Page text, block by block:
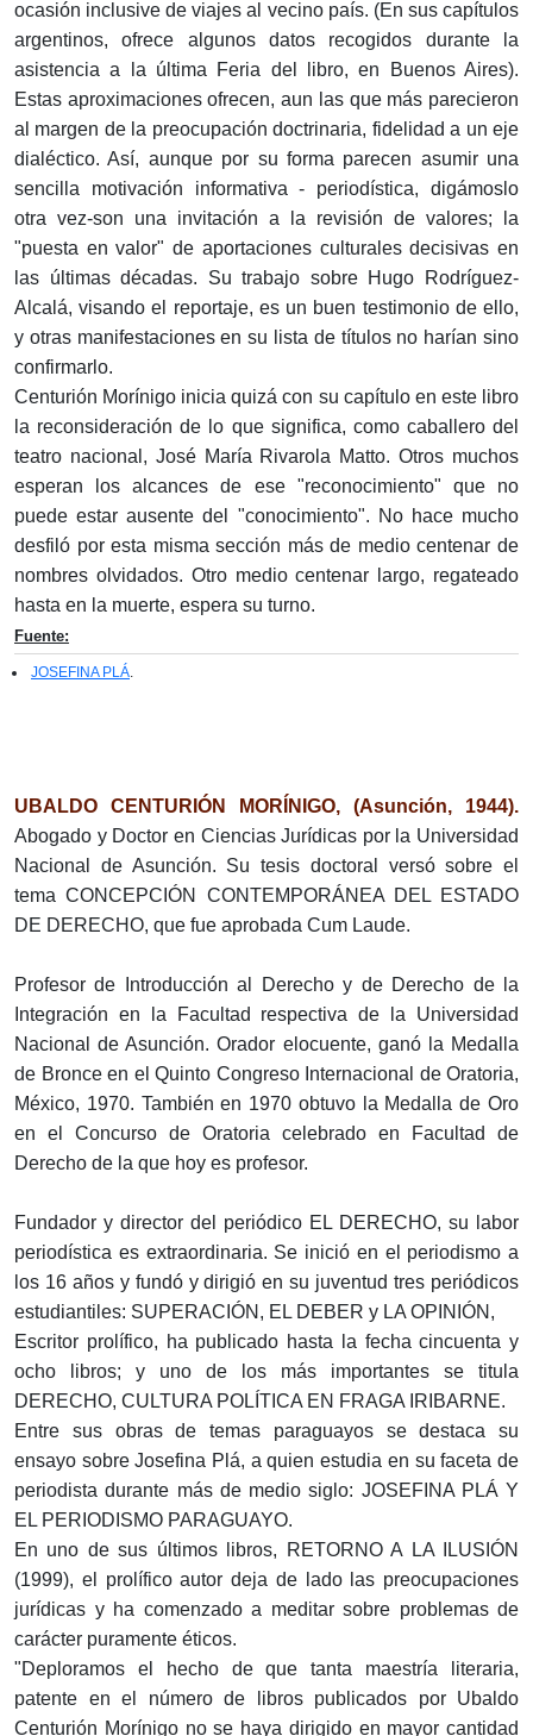
ocasión inclusive de viajes al vecino país. (En sus capítulos
argentinos, ofrece algunos datos recogidos durante la
asistencia a la última Feria del libro, en Buenos Aires).
Estas aproximaciones ofrecen, aun las que más parecieron
al margen de la preocupación doctrinaria, fidelidad a un eje
dialéctico. Así, aunque por su forma parecen asumir una
sencilla motivación informativa - periodística, digámoslo
otra vez-son una invitación a la revisión de valores; la
"puesta en valor" de aportaciones culturales decisivas en
las últimas décadas. Su trabajo sobre Hugo Rodríguez-
Alcalá, visando el reportaje, es un buen testimonio de ello,
y otras manifestaciones en su lista de títulos no harían sino
confirmarlo.
Centurión Morínigo inicia quizá con su capítulo en este libro
la reconsideración de lo que significa, como caballero del
teatro nacional, José María Rivarola Matto. Otros muchos
esperan los alcances de ese "reconocimiento" que no
puede estar ausente del "conocimiento". No hace mucho
desfiló por esta misma sección más de medio centenar de
nombres olvidados. Otro medio centenar largo, regateado
hasta en la muerte, espera su turno.
Fuente:
JOSEFINA PLÁ.
UBALDO CENTURIÓN MORÍNIGO, (Asunción, 1944).
Abogado y Doctor en Ciencias Jurídicas por la Universidad
Nacional de Asunción. Su tesis doctoral versó sobre el
tema CONCEPCIÓN CONTEMPORÁNEA DEL ESTADO
DE DERECHO, que fue aprobada Cum Laude.
Profesor de Introducción al Derecho y de Derecho de la
Integración en la Facultad respectiva de la Universidad
Nacional de Asunción. Orador elocuente, ganó la Medalla
de Bronce en el Quinto Congreso Internacional de Oratoria,
México, 1970. También en 1970 obtuvo la Medalla de Oro
en el Concurso de Oratoria celebrado en Facultad de
Derecho de la que hoy es profesor.
Fundador y director del periódico EL DERECHO, su labor
periodística es extraordinaria. Se inició en el periodismo a
los 16 años y fundó y dirigió en su juventud tres periódicos
estudiantiles: SUPERACIÓN, EL DEBER y LA OPINIÓN,
Escritor prolífico, ha publicado hasta la fecha cincuenta y
ocho libros; y uno de los más importantes se titula
DERECHO, CULTURA POLÍTICA EN FRAGA IRIBARNE.
Entre sus obras de temas paraguayos se destaca su
ensayo sobre Josefina Plá, a quien estudia en su faceta de
periodista durante más de medio siglo: JOSEFINA PLÁ Y
EL PERIODISMO PARAGUAYO.
En uno de sus últimos libros, RETORNO A LA ILUSIÓN
(1999), el prolífico autor deja de lado las preocupaciones
jurídicas y ha comenzado a meditar sobre problemas de
carácter puramente éticos.
"Deploramos el hecho de que tanta maestría literaria,
patente en el número de libros publicados por Ubaldo
Centurión Morínigo no se haya dirigido en mayor cantidad